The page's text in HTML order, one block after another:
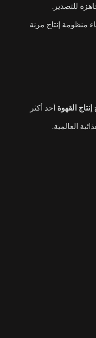
للتصدير.
منظومة إنتاج مرنة
إنتاج القهوة أحد أكثر
العالمية.